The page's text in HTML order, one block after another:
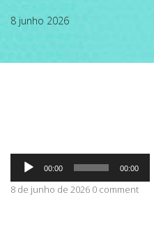
GALERIA
8 junho 2026
Tocador
áudio
00:00 00:00
8 de junho de 2026 0 comment